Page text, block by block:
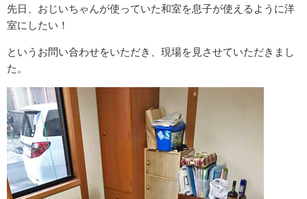
先日、おじいちゃんが使っていた和室を息子が使えるように洋
室にしたい！
というお問い合わせをいただき、現場を見させていただきまし
た。